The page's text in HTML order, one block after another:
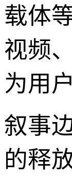
载体
视频
为用
叙事
的释